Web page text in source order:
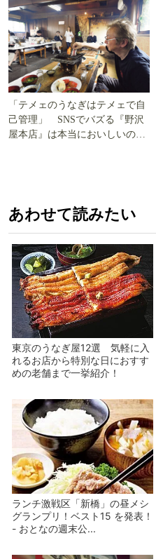
「テメェのうなぎはテメェで自
己管理」 SNSでバズる『野沢
屋本店』は本当においしいの
あわせて読みたい
東京のうなぎ屋12選 気軽に入
れるお店から特別な日におすす
めの老舗まで一挙紹介！
ランチ激戦区「新橋」の昼メシ
グランプリ！ベスト15 を発表！
- おとなの週末公...